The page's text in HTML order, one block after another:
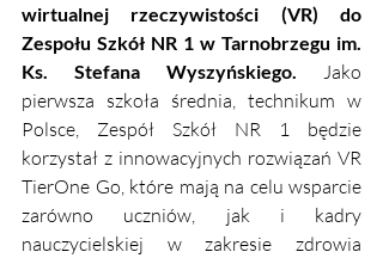
wirtualnej rzeczywistości (VR) do
Zespołu Szkół NR 1 w Tarnobrzegu im.
Ks. Stefana Wyszyńskiego.
Jako
pierwsza szkoła średnia, technikum w
Polsce, Zespół Szkół NR 1 będzie
korzystał z innowacyjnych rozwiązań VR
TierOne Go, które mają na celu wsparcie
zarówno uczniów, jak i kadry
nauczycielskiej w zakresie zdrowia